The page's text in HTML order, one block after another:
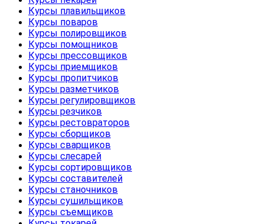
Курсы плавильщиков
Курсы поваров
Курсы полировщиков
Курсы помощников
Курсы прессовщиков
Курсы приемщиков
Курсы пропитчиков
Курсы разметчиков
Курсы регулировщиков
Курсы резчиков
Курсы рестовраторов
Курсы сборщиков
Курсы сварщиков
Курсы слесарей
Курсы сортировщиков
Курсы составителей
Курсы станочников
Курсы сушильщиков
Курсы съемщиков